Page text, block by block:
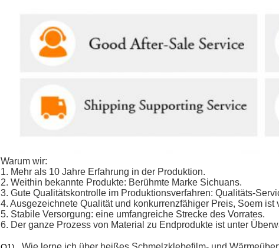
Warum wir:
1. Mehr als 10 Jahre Erfahrung in der Produktion.
2. Weithin bekannte Produkte: Berühmte Marke Sichuans.
3. Gute Qualitätskontrolle im Produktionsverfahren: Qualitäts-
4. Ausgezeichnete Qualität und konkurrenzfähiger Preis, Soem ist
5. Stabile Versorgung: eine umfangreiche Strecke des Vorrates.
6. Der ganze Prozess von Material zu Endprodukte ist unter